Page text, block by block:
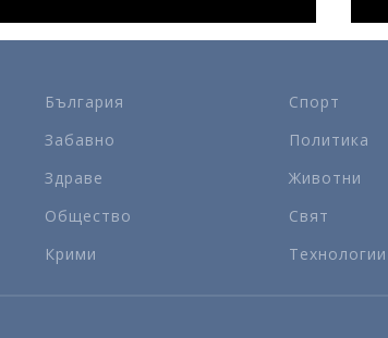
България
Забавно
Здраве
Общество
Крими
Спорт
Политика
Животни
Свят
Технологии